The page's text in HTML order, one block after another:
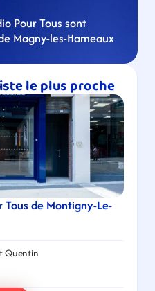
Pour Tous sont
Magny-les-Hameaux
le plus proche
de Montigny-Le-
Quentin